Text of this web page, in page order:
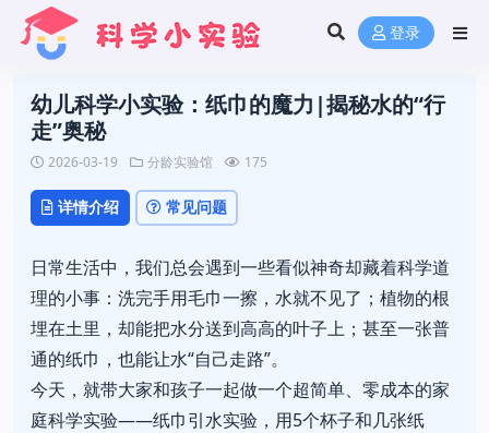
登录
幼儿科学小实验：纸巾的魔力|揭秘水的“行
走”奥秘
2026-03-19 分龄实验馆 175
详情介绍 常见问题
日常生活中，我们总会遇到一些看似神奇却藏着科学道
理的小事：洗完手用毛巾一擦，水就不见了；植物的根
埋在土里，却能把水分送到高高的叶子上；甚至一张普
通的纸巾，也能让水“自己走路”。
今天，就带大家和孩子一起做一个超简单、零成本的家
庭科学实验——纸巾引水实验，用5个杯子和几张纸